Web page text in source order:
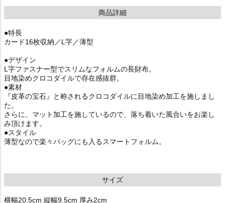
商品詳細
●特長
カード16枚収納／L字／薄型
●デザイン
L字ファスナー型でスリムなフォルムの長財布。
目地染めクロコダイルで存在感抜群。
●素材
『皮革の宝石』と称されるクロコダイルに目地染め加工を施しまし
た。
さらに、マット加工を施しているので、落ち着いた風合いをお楽し
み頂けます。
●スタイル
薄型なので楽々バッグにも入るスマートフォルム。
サイズ
横幅20.5cm 縦幅9.5cm 厚み2cm